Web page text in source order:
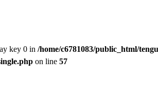
key 0 in /home/c6781083/public_html/
on line 57